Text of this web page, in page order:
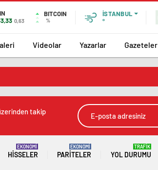
0,63
BITCOIN
%
İSTANBUL
°
Videolar Yazarlar Gazeteler
takip
HISSELER
EKONOMİ
PARITELER
EKONOMİ
YOL DURUMU
TRAFİK